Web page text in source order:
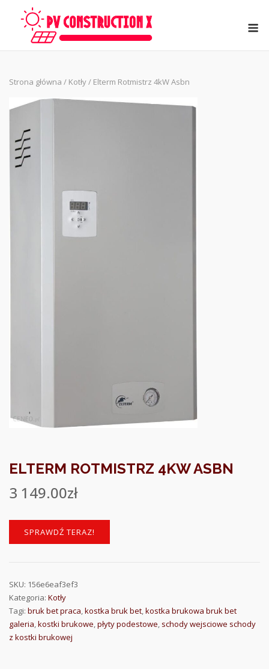
Strona główna / Kotły/ Elterm Rotmistrz 4kW Asbn
ELTERM ROTMISTRZ 4KW ASBN
3 149.00zł
SPRAWDŹ TERAZ!
SKU: 156e6eaf3ef3
Kategoria: Kotły
Tagi: bruk bet praca,kostka bruk bet,kostka brukowa bruk bet
galeria,kostki brukowe,płyty podestowe, schody wejsciowe schody
z kostki brukowej